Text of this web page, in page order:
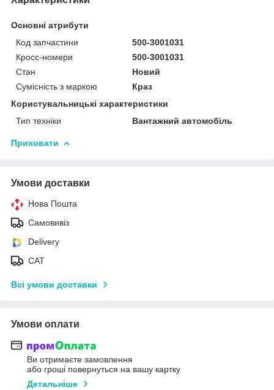
Основні атрибути
Код запчастини
500-3001031
Кросс-номери
500-3001031
Стан
Новий
Сумісність з маркою
Краз
Користувальницькі характеристики
Тип техніки
Вантажний автомобіль
Приховати
Умови доставки
Нова Пошта
Самовивіз
Delivery
САТ
Всі умови доставки
Умови оплати
Ви отримаєте замовлення
або гроші повернуться на вашу картку
Детальніше